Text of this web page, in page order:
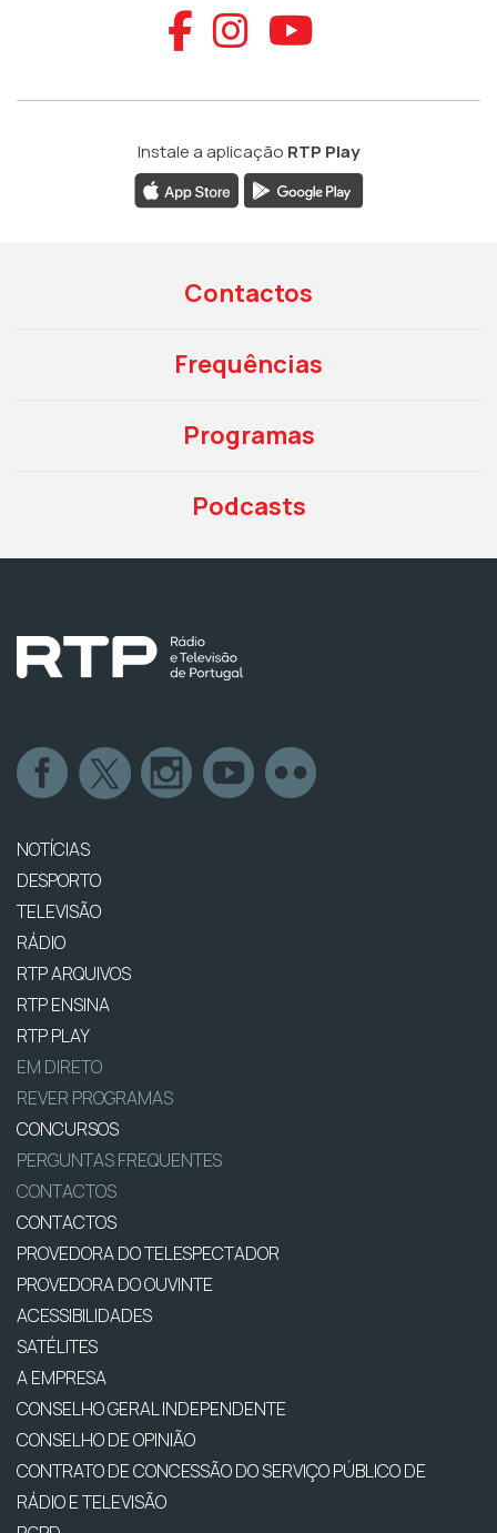
Aceder ao
Aceder ao
Aceder
Instale a aplicação RTP Play
Contactos
Frequências
Programas
Podcasts
NOTÍCIAS
DESPORTO
TELEVISÃO
RÁDIO
RTP ARQUIVOS
RTP ENSINA
RTP PLAY
EM DIRETO
REVER PROGRAMAS
CONCURSOS
PERGUNTAS FREQUENTES
CONTACTOS
CONTACTOS
PROVEDORA DO TELESPECTADOR
PROVEDORA DO OUVINTE
ACESSIBILIDADES
SATÉLITES
A EMPRESA
CONSELHO GERAL INDEPENDENTE
CONSELHO DE OPINIÃO
CONTRATO DE CONCESSÃO DO SERVIÇO PÚBLICO DE
RÁDIO E TELEVISÃO